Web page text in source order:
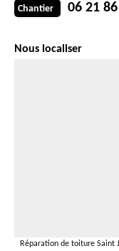
Chantier 06 21
Nous localiser
Réparation de toiture Saint